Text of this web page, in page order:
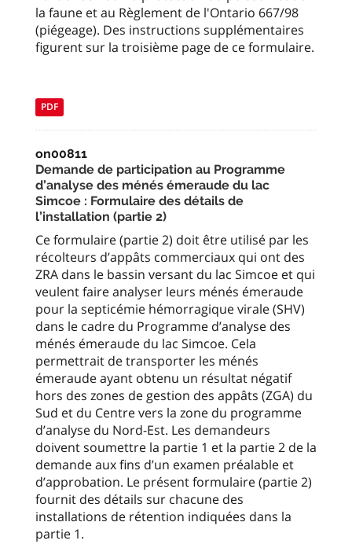
la faune et au Règlement de l'Ontario 667/98
(piégeage). Des instructions supplémentaires
figurent sur la troisième page de ce formulaire.
PDF
on00811
Demande de participation au Programme
d’analyse des ménés émeraude du lac
Simcoe : Formulaire des détails de
l’installation (partie 2)
Ce formulaire (partie 2) doit être utilisé par les
récolteurs d’appâts commerciaux qui ont des
ZRA dans le bassin versant du lac Simcoe et qui
veulent faire analyser leurs ménés émeraude
pour la septicémie hémorragique virale (SHV)
dans le cadre du Programme d’analyse des
ménés émeraude du lac Simcoe. Cela
permettrait de transporter les ménés
émeraude ayant obtenu un résultat négatif
hors des zones de gestion des appâts (ZGA) du
Sud et du Centre vers la zone du programme
d’analyse du Nord-Est. Les demandeurs
doivent soumettre la partie 1 et la partie 2 de la
demande aux fins d’un examen préalable et
d’approbation. Le présent formulaire (partie 2)
fournit des détails sur chacune des
installations de rétention indiquées dans la
partie 1.